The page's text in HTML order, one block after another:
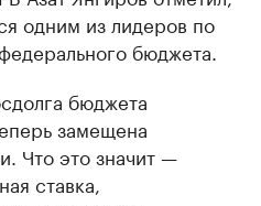
одним из лидеров по
бюджета.
бюджета
замещена
Что это значит —
ставка,